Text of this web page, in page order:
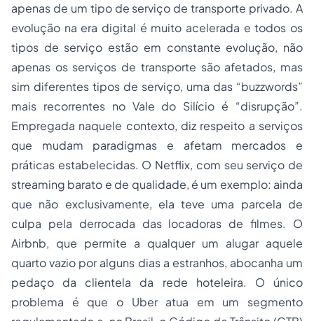
apenas de um tipo de serviço de transporte privado. A
evolução na era digital é muito acelerada e todos os
tipos de serviço estão em constante evolução, não
apenas os serviços de transporte são afetados, mas
sim diferentes tipos de serviço, uma das “buzzwords”
mais recorrentes no Vale do Silício é “disrupção”.
Empregada naquele contexto, diz respeito a serviços
que mudam paradigmas e afetam mercados e
práticas estabelecidas. O Netflix, com seu serviço de
streaming barato e de qualidade, é um exemplo: ainda
que não exclusivamente, ela teve uma parcela de
culpa pela derrocada das locadoras de filmes. O
Airbnb, que permite a qualquer um alugar aquele
quarto vazio por alguns dias a estranhos, abocanha um
pedaço da clientela da rede hoteleira. O único
problema é que o Uber atua em um segmento